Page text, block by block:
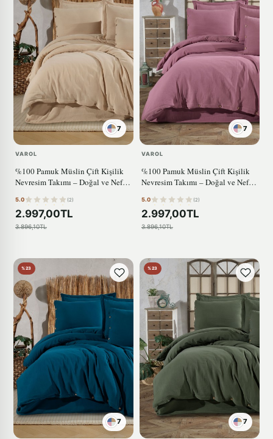
7
VAROL
%100 Pamuk Müslin Çift Kişilik
Nevresim Takımı – Doğal ve Nefes
5.0 (2)
2.997,00TL
3.896,10TL
7
VAROL
%100 Pamuk Müslin Çift Kişilik
Nevresim Takımı – Doğal ve Nefes
5.0 (2)
2.997,00TL
3.896,10TL
%23
7
%23
7